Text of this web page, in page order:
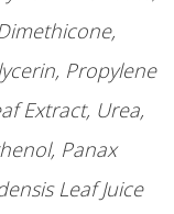
Propylene
Extract, Urea,
Panax
Leaf Juice